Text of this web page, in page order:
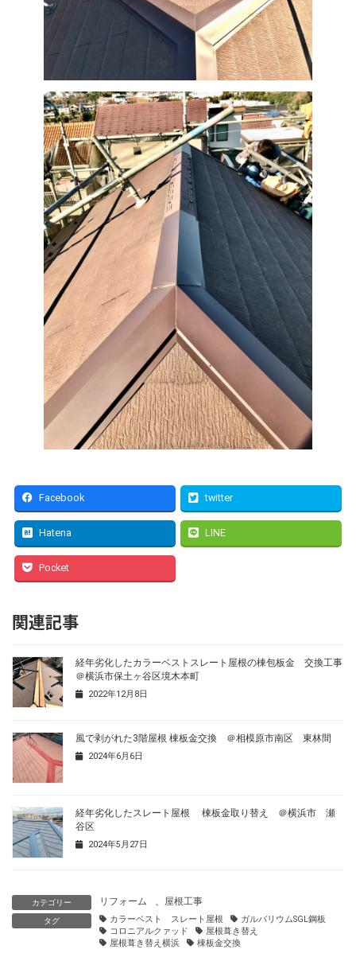
Facebook twitter
Hatena LINE
Pocket
関連記事
経年劣化したカラーベストスレート屋根の棟包板金 交換工事
＠横浜市保土ヶ谷区境木本町
2022年12月8日
風で剥がれた3階屋根 棟板金交換 ＠相模原市南区 東林間
2024年6月6日
経年劣化したスレート屋根 棟板金取り替え ＠横浜市 瀬
谷区
2024年5月27日
カテゴリー リフォーム 、 屋根工事
タグ カラーベスト スレート屋根
ガルバリウムSGL鋼板
コロニアルクァッド
屋根葺き替え
屋根葺き替え横浜
棟板金交換